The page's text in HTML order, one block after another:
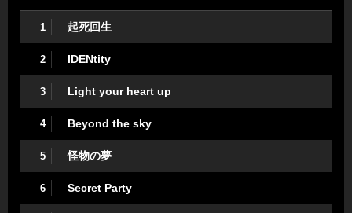
1 起死回生
2 IDENtity
3 Light your heart up
4 Beyond the sky
5 怪物の夢
6 Secret Party